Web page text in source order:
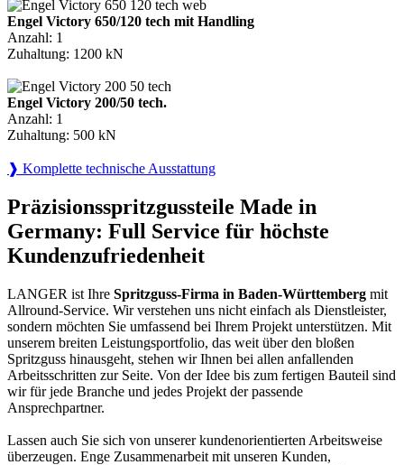
Engel Victory 650/120 tech mit Handling
Anzahl: 1
Zuhaltung: 1200 kN
Engel Victory 200/50 tech.
Anzahl: 1
Zuhaltung: 500 kN
❱ Komplette technische Ausstattung
Präzisionsspritzgussteile Made in
Germany: Full Service für höchste
Kundenzufriedenheit
LANGER ist Ihre Spritzguss-Firma in Baden-Württemberg mit
Allround-Service. Wir verstehen uns nicht einfach als Dienstleister,
sondern möchten Sie umfassend bei Ihrem Projekt unterstützen. Mit
unserem breiten Leistungsportfolio, das weit über den bloßen
Spritzguss hinausgeht, stehen wir Ihnen bei allen anfallenden
Arbeitsschritten zur Seite. Von der Idee bis zum fertigen Bauteil sind
wir für jede Branche und jedes Projekt der passende
Ansprechpartner.
Lassen auch Sie sich von unserer kundenorientierten Arbeitsweise
überzeugen. Enge Zusammenarbeit mit unseren Kunden,